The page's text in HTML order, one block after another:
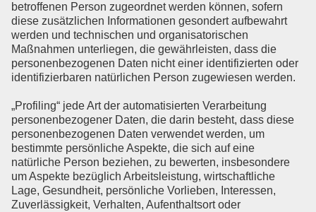
betroffenen Person zugeordnet werden können, sofern
diese zusätzlichen Informationen gesondert aufbewahrt
werden und technischen und organisatorischen
Maßnahmen unterliegen, die gewährleisten, dass die
personenbezogenen Daten nicht einer identifizierten oder
identifizierbaren natürlichen Person zugewiesen werden.
„Profiling“ jede Art der automatisierten Verarbeitung
personenbezogener Daten, die darin besteht, dass diese
personenbezogenen Daten verwendet werden, um
bestimmte persönliche Aspekte, die sich auf eine
natürliche Person beziehen, zu bewerten, insbesondere
um Aspekte bezüglich Arbeitsleistung, wirtschaftliche
Lage, Gesundheit, persönliche Vorlieben, Interessen,
Zuverlässigkeit, Verhalten, Aufenthaltsort oder